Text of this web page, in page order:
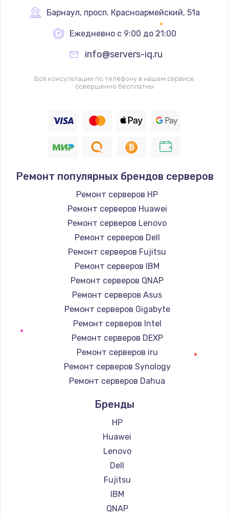
Замена системы охлаждения
1545 руб.
Заказать
1390 руб.
1045 руб.
Заказать
Замена экрана
Заказать
Замена северного моста
Заказать
Заказать
690 руб.
Заказать
Замена клавиатуры
Заказать
Замена корпуса
Барнаул, просп. Красноармейский, 51а
Ежедневно с 9:00 до 21:00
info@servers-iq.ru
Все консультации по телефону в нашем сервисе
совершенно бесплатны
Ремонт популярных брендов серверов
Ремонт серверов HP
Ремонт серверов Huawei
Ремонт серверов Lenovo
Ремонт серверов Dell
Ремонт серверов Fujitsu
Ремонт серверов IBM
Ремонт серверов QNAP
Ремонт серверов Asus
Ремонт серверов Gigabyte
Ремонт серверов Intel
Ремонт серверов DEXP
Ремонт серверов iru
Ремонт серверов Synology
Ремонт серверов Dahua
Бренды
HP
Huawei
Lenovo
Dell
Fujitsu
IBM
QNAP